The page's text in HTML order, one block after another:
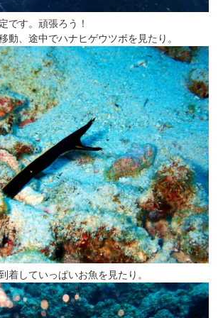
です。頑張ろう！
動、途中でハナヒゲウツボを見たり。
着していっぱいお魚を見たり。